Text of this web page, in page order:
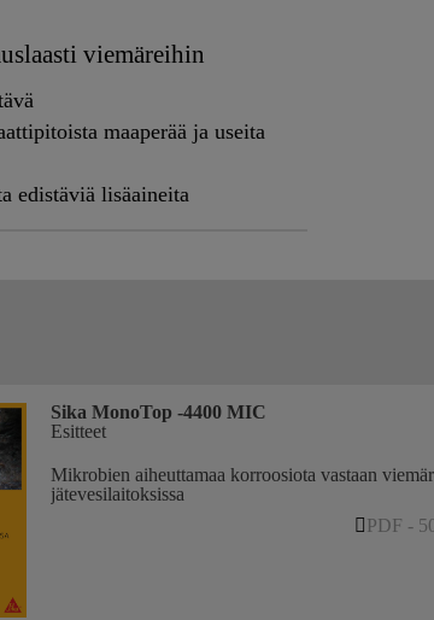
viemäreihin
maaperää ja useita
edistäviä lisäaineita
Sika MonoTop -4400 MIC
Esitteet
Mikrobien aiheuttamaa korroosiota vastaan
jätevesilaitoksissa
PDF -